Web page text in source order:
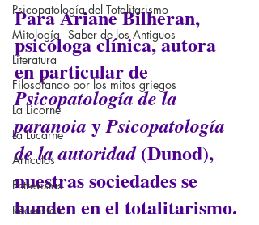
Psicopatología del Totalitarismo
Mitología - Saber de los Antiguos
Literatura
Filosofando por los mitos griegos
La Licorne
La Lucarne
Artículos
Entrevistas
Recensión
Para Ariane Bilheran,
psicóloga clínica, autora
en particular de
Psicopatología de la
paranoia y Psicopatología
de la autoridad (Dunod),
nuestras sociedades se
hunden en el totalitarismo.